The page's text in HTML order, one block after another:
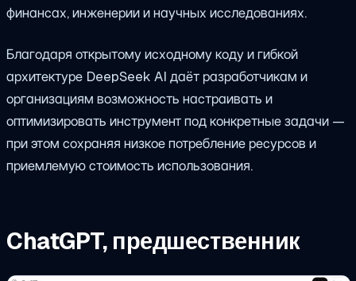
финансах, инженерии и научных исследованиях.
Благодаря открытому исходному коду и гибкой
архитектуре DeepSeek AI даёт разработчикам и
организациям возможность настраивать и
оптимизировать инструмент под конкретные задачи —
при этом сохраняя низкое потребление ресурсов и
приемлемую стоимость использования.
ChatGPT, предшественник